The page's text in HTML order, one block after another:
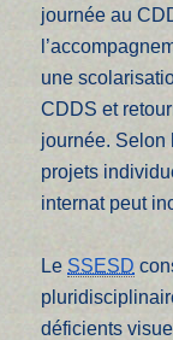
journée au
une
CDDS et
journée. Selon
projets
internat peut
Le SSESD
déficients